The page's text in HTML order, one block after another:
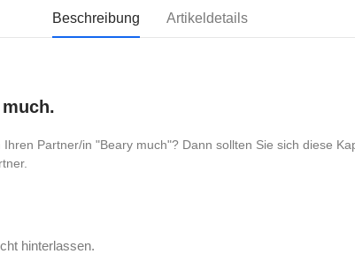
Beschreibung Artikeldetails
Partner/in "Beary much"? Dann sollten Sie sich diese
hinterlassen.